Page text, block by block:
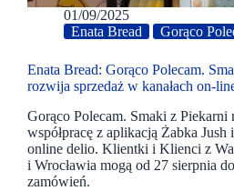
01/09/2025
Enata Bread
Gorąco
Enata Bread: Gorąco Polecam.
rozwija sprzedaż w kanałach on-
Gorąco Polecam. Smaki z Piekarni
współpracę z aplikacją Żabka Jush
online delio. Klientki i Klienci z
i Wrocławia mogą od 27 sierpnia
zamówień.